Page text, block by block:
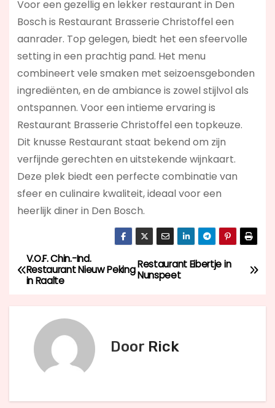
Voor een gezellig en lekker restaurant in Den
Bosch is Restaurant Brasserie Christoffel een
aanrader. Top gelegen, biedt het een sfeervolle
setting in een prachtig pand. Het menu
combineert vele smaken met seizoensgebonden
ingrediënten, en de ambiance is zowel stijlvol als
ontspannen. Voor een intieme ervaring is
Restaurant Brasserie Christoffel een topkeuze.
Dit knusse Restaurant staat bekend om zijn
verfijnde gerechten en uitstekende wijnkaart.
Deze plek biedt een perfecte combinatie van
sfeer en culinaire kwaliteit, ideaal voor een
heerlijk diner in Den Bosch.
B
e
Restaurant Eibertje in
Nunspeet
V.O.F. Chin.-Ind.
Restaurant Nieuw Peking
in Raalte
Door Rick